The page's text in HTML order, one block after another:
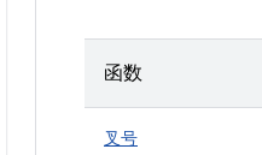
函数
叉号